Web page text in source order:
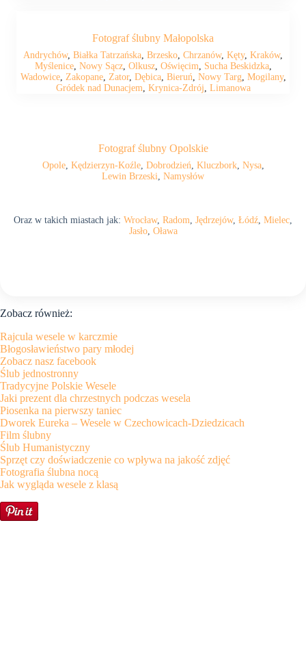
Fotograf ślubny Małopolska
Andrychów, Białka Tatrzańska Brzesko Chrzanów, Kęty, Kraków,
Myślenice, Nowy Sącz, Olkusz, Oświęcim Sucha Beskidzka,
Wadowice, Zakopane, Zator, Dębica, Bieruń Nowy Targ, Mogilany,
Gródek nad Dunacjem Krynica-Zdrój Limanowa
Fotograf ślubny Opolskie
Opole, Kędzierzyn-Koźle, Dobrodzień Kluczbork, Nysa,
Lewin Brzeski Namysłów
Oraz w takich miastach jak: Wrocław, Radom Jędrzejów, Łódź Mielec
Jasło, Oława
Zobacz również:
Rajcula wesele w karczmie
Błogosławieństwo pary młodej
Zobacz nasz facebook
Ślub jednostronny
Tradycyjne Polskie Wesele
Jaki prezent dla chrzestnych podczas wesela
Piosenka na pierwszy taniec
Dworek Eureka – Wesele w Czechowicach-Dziedzicach
Film ślubny
Ślub Humanistyczny
Sprzęt czy doświadczenie co wpływa na jakość zdjęć
Fotografia ślubna nocą
Jak wygląda wesele z klasą